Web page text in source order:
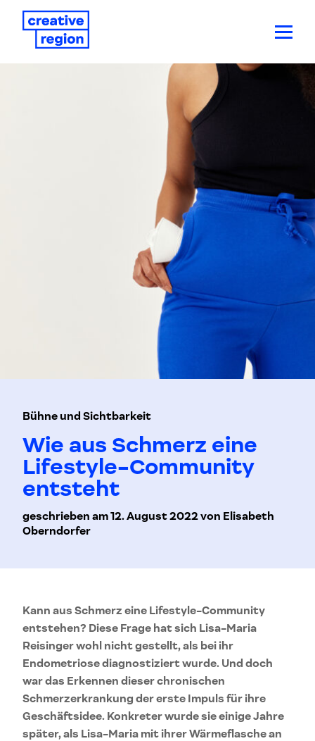
Bühne und Sichtbarkeit
Wie aus Schmerz eine
Lifestyle-Community
entsteht
geschrieben am 12. August 2022 von Elisabeth
Oberndorfer
Kann aus Schmerz eine Lifestyle-Community
entstehen? Diese Frage hat sich Lisa-Maria
Reisinger wohl nicht gestellt, als bei ihr
Endometriose diagnostiziert wurde. Und doch
war das Erkennen dieser chronischen
Schmerzerkrankung der erste Impuls für ihre
Geschäftsidee. Konkreter wurde sie einige Jahre
später, als Lisa-Maria mit ihrer Wärmeflasche an